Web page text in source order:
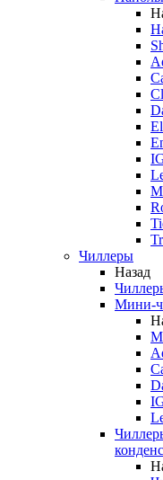
Чиллеры
Назад
Мини-